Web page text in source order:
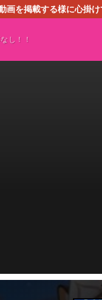
を掲載する様に心掛
し！！